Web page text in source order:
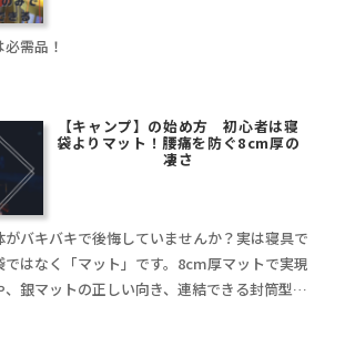
需品！
【キャンプ】の始め方 初心者は寝
袋よりマット！腰痛を防ぐ8cm厚の
凄さ
バキバキで後悔していませんか？実は寝具で
ではなく「マット」です。8cm厚マットで実現
銀マットの正しい向き、連結できる封筒型シ